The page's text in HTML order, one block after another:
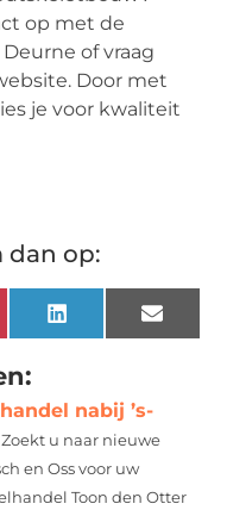
op met de
of vraag
Door met
je voor kwaliteit
dan op:
LinkedIn Email
nabij ’s-
Zoekt u naar nieuwe
en Oss voor uw
Toon den Otter